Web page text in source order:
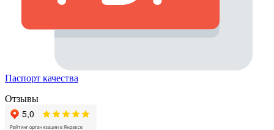
Паспорт качества
Отзывы